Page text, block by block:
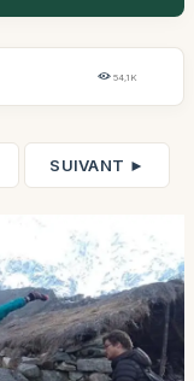
54,1K
SUIVANT ►